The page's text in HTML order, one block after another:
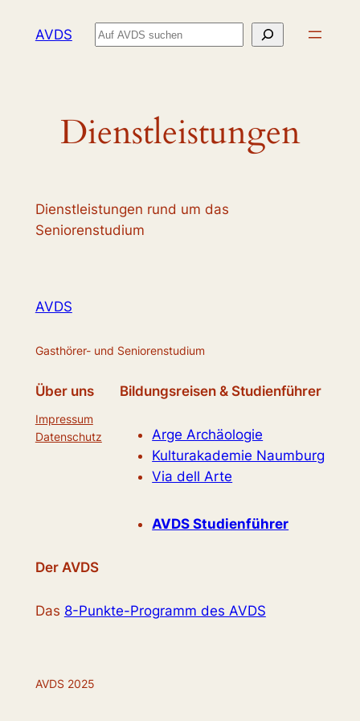
InhaltAVDS Suchen
Dienstleistungen
Dienstleistungen rund um das
Seniorenstudium
AVDS
Gasthörer- und Seniorenstudium
Über uns
Impressum
Datenschutz
Bildungsreisen & Studienführer
Arge Archäologie
Kulturakademie Naumburg
Via dell Arte
AVDS Studienführer
Der AVDS
Das 8-Punkte-Programm des AVDS
AVDS 2025